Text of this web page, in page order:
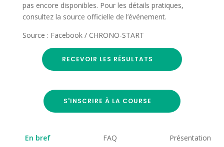
pas encore disponibles. Pour les détails pratiques,
consultez la source officielle de l’événement.
Source : Facebook / CHRONO-START
RECEVOIR LES RÉSULTATS
S'INSCRIRE À LA COURSE
En bref FAQ Présentation